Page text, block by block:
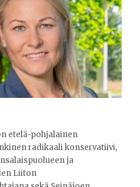
etelä-pohjalainen
radikaali konservatiivi,
ja
Liiton